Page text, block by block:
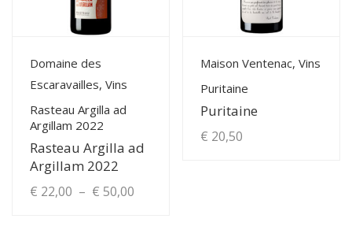
page
produit
View Details
Domaine des
Escaravailles, Vins
Rasteau Argilla ad
Argillam 2022
Rasteau Argilla ad
Argillam 2022
€ 22,00 – € 50,00
View Details
Maison Ventenac, Vins
Puritaine
Puritaine
€ 20,50